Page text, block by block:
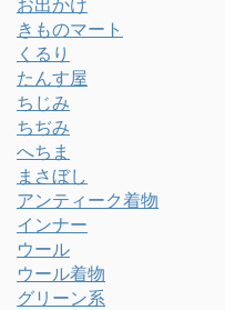
お出かけ
きものマート
くるり
たんす屋
ちじみ
ちぢみ
へちま
まさぼし
アンティーク着物
インナー
ウール
ウール着物
グリーン系